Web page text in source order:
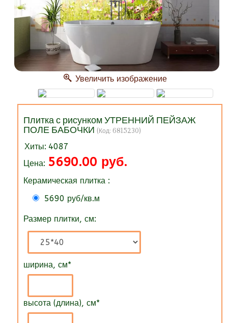
Увеличить изображение
Плитка с рисунком УТРЕННИЙ ПЕЙЗАЖ
ПОЛЕ БАБОЧКИ (Код: 6815230)
Хиты: 4087
Цена: 5690.00 руб.
Керамическая плитка :
5690 руб/кв.м
Размер плитки, см:
ширина, см*
высота (длина), см*